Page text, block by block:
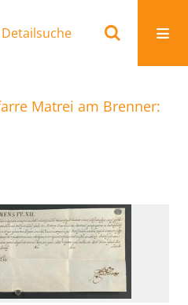
Detailsuche
Matrei am Brenner: